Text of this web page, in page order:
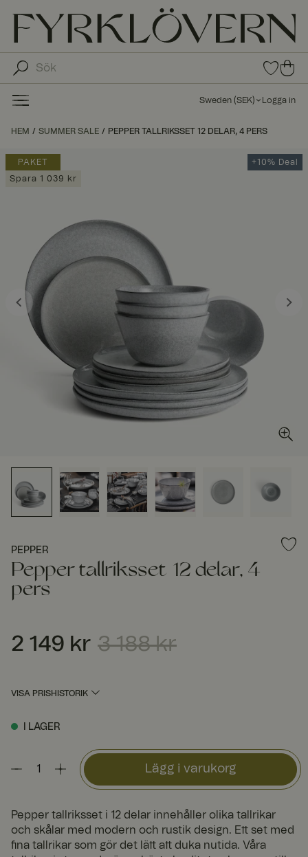
0
arti
i
ista
0
arti
kla
va
gn
Sweden (SEK) Logga in
HEM SUMMER SALE PEPPER TALLRIKSSET 12 DELAR, 4 PERS
PAKET
Spara 1 039 kr
+10% Deal
PEPPER
Pepper tallriksset 12 delar, 4
pers
Nuvarande pris 2 149 kr Tidigare pris
2 149 kr 3 188 kr
VISA PRISHISTORIK
I LAGER
Lägg i varukorg
Pepper tallriksset i 12 delar innehåller olika tallrikar
och skålar med modern och rustik design. Ett set med
fina tallrikar som gör det lätt att duka nutida. Våra